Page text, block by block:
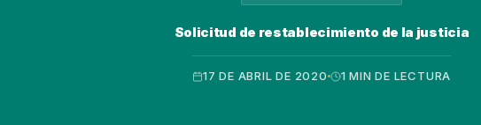
Solicitud de restablecimiento de la justicia
17 DE ABRIL DE 2020 1 MIN DE LECTURA